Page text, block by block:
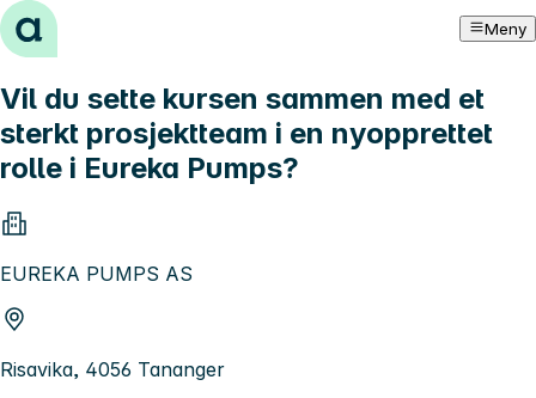
Hopp til innhold Meny
Vil du sette kursen sammen med et
sterkt prosjektteam i en nyopprettet
rolle i Eureka Pumps?
EUREKA PUMPS AS
Risavika, 4056 Tananger